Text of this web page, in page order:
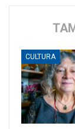
CULTURA